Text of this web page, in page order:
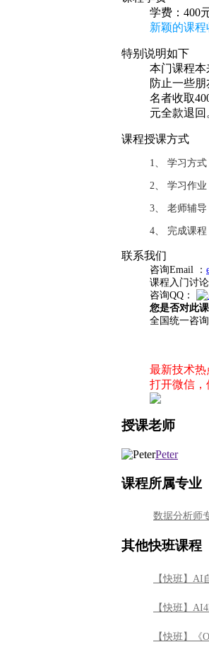
学费：400
新颖的课程
特别说明如下
本门课程本
防止一些
名者收取
元全款退
课程授课方式
1、 学习方
2、 学习作
3、 老师辅
4、 完成课
联系我们
咨询Email ：
课程入门讨
咨询QQ：
您是否对此
全国统一咨
最新技术热
打开微信，
授课老师
Peter
课程所属专业
数据分析师
其他快班课程
【快班】AI
【快班】
【快班】《